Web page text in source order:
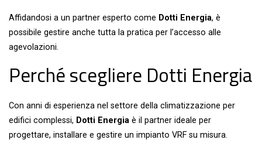
Affidandosi a un partner esperto come Dotti Energia, è
possibile gestire anche tutta la pratica per l’accesso alle
agevolazioni.
Perché scegliere Dotti Energia
Con anni di esperienza nel settore della climatizzazione per
edifici complessi, Dotti Energia è il partner ideale per
progettare, installare e gestire un impianto VRF su misura.